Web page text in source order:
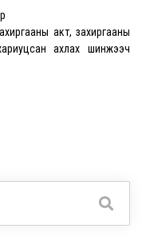
акт, захиргааны
ахлах шинжээч